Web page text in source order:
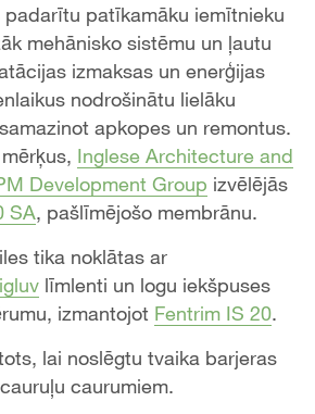
padarītu patīkamāku iemītnieku
mehānisko sistēmu un ļautu
izmaksas un enerģijas
nodrošinātu lielāku
apkopes un remontus.
Inglese Architecture and
Development Group izvēlējās
SA, pašlīmējošo membrānu.
tika noklātas ar
līmlenti un logu iekšpuses
izmantojot Fentrim IS 20.
lai noslēgtu tvaika barjeras
caurumiem.